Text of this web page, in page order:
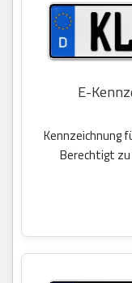
E-
Kennzeichnung
Berechtigt